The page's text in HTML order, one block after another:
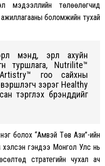
мэдээллийн төлөөлөгчид
боломжийн тухай
мэнд, эрүүл ахуйн
туршлага, Nutrilite™
Artistry™ гоо сайхны
зэрэг Healthy
тэргүүлэх брэндүүдийг
болох “Амвэй Төв Ази”-ийн
үгэндээ Монгол Улс нь
стратегийн чухал ач